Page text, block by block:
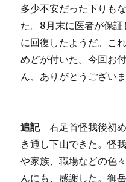
多少不安だった下りも
た。8月末に医者が保
に回復したようだ。こ
めどが付いた。今回お
ん、ありがとうござ
追記右足首怪我後初め
き通し下山できた。怪
や家族、職場などの色
んにも、感謝した。御